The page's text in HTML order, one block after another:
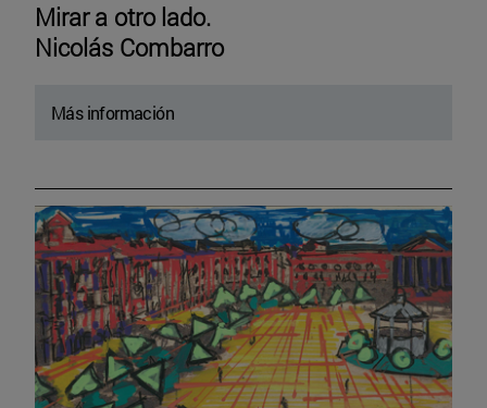
Mirar a otro lado.
Nicolás Combarro
Más información